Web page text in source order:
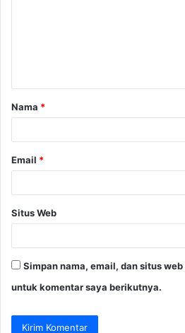
a
r
Nama *
Email *
Situs Web
Simpan nama, email, dan situs
untuk komentar saya berikutnya.